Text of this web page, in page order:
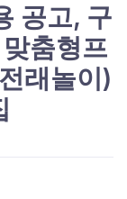
공고, 구
춤형프
래놀이)